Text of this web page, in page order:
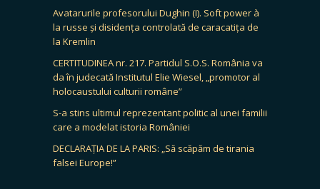
Avatarurile profesorului Dughin (I). Soft power à
la russe și disidența controlată de caracatița de
la Kremlin
CERTITUDINEA nr. 217. Partidul S.O.S. România va
da în judecată Institutul Elie Wiesel, „promotor al
holocaustului culturii române”
S-a stins ultimul reprezentant politic al unei familii
care a modelat istoria României
DECLARAȚIA DE LA PARIS: „Să scăpăm de tirania
falsei Europe!”